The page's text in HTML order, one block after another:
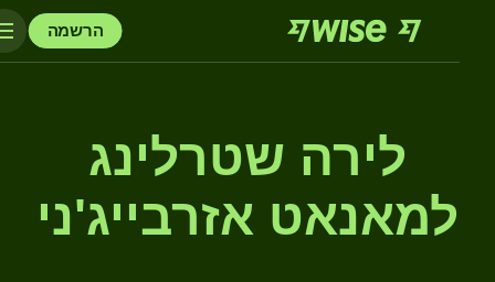
הרשמה
לירה שטרלינג
למאנאט אזרבייג'ני